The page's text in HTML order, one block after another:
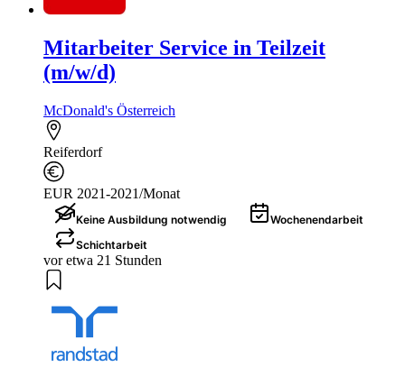
Mitarbeiter Service in Teilzeit
(m/w/d)
McDonald's Österreich
Reiferdorf
EUR 2021-2021/Monat
Keine Ausbildung notwendig
Wochenendarbeit
Schichtarbeit
vor etwa 21 Stunden